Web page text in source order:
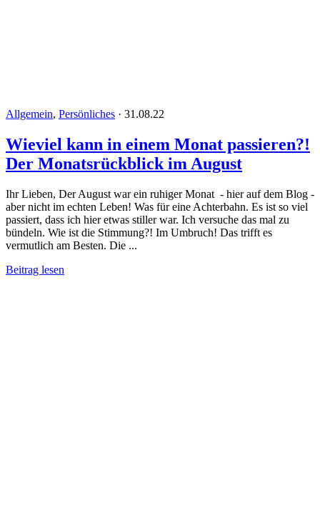
Allgemein, Persönliches · 31.08.22
Wieviel kann in einem Monat passieren?!
Der Monatsrückblick im August
Ihr Lieben, Der August war ein ruhiger Monat - hier auf dem Blog -
aber nicht im echten Leben! Was für eine Achterbahn. Es ist so viel
passiert, dass ich hier etwas stiller war. Ich versuche das mal zu
bündeln. Wie ist die Stimmung?! Im Umbruch! Das trifft es
vermutlich am Besten. Die ...
Beitrag lesen